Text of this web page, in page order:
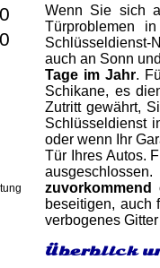
Wenn Sie sich
Türproblemen
Schlüsseldienst-
auch an Sonn
Tage im Jahr.
Schikane, es
Zutritt gewährt,
Schlüsseldienst
oder wenn Ihr
Tür Ihres Autos.
zuvorkommend
beseitigen, auch
verbogenes
Überblick